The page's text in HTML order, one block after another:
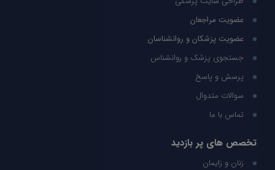
عضویت مراجعان
عضویت پزشکان و روانشناسان
جستجوی پزشک و روانشناس
پرسش و پاسخ
سوالات متدوال
تماس با ما
تخصص های پر بازدید
زنان و زایمان